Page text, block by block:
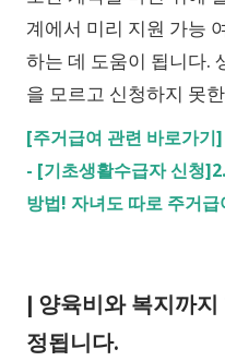
계에서 미리 지원 가능
하는 데 도움이 됩니다.
을 모르고 신청하지 못
[주거급여 관련 바로가기]
- [기초생활수급자 신청
방법! 자녀도 따로 주거
| 양육비와 복지까
정됩니다.